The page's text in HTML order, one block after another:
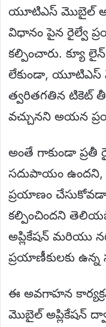
యూటిఎస్ మొబైల్
విధానం పైన రైల్వే
కల్పించారు. క్యూ
లేకుండా,
త్వరితగతిన టికెట్
వచ్చునని అయన
అంతే గాకుండా ప్రతీ
సదుపాయం ఉందని,
ప్రయాణం
కల్పించిందని
అప్లికేషన్ మరియు
ప్రయాణీకులకు ఉన్న
ఈ అవగాహన
మొబైల్ అప్లికేషన్